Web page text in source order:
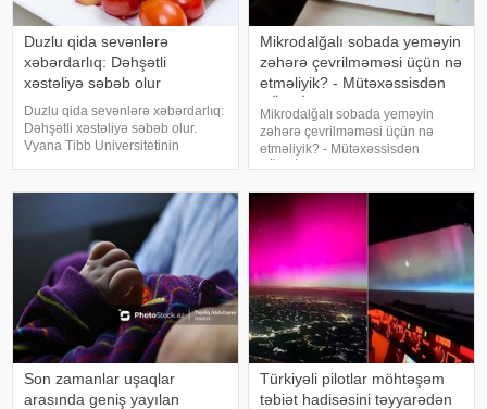
Duzlu qida sevənlərə
xəbərdarlıq: Dəhşətli
xəstəliyə səbəb olur
Duzlu qida sevənlərə xəbərdarlıq:
Dəhşətli xəstəliyə səbəb olur.
Vyana Tibb Universitetinin
qidaların həddindən artıq istehlakı
ilə mədə xərçənginə tutulma
riskini
Mikrodalğalı sobada yeməyin
zəhərə çevrilməməsi üçün nə
etməliyik? - Mütəxəssisdən
Mikrodalğalı sobada yeməyin
zəhərə çevrilməməsi üçün nə
etməliyik? - Mütəxəssisdən
TÖVSİYƏ. "Mikrodalğalı sobada
qızdırmaq məsləhət deyil. Çünki
materialdan benzol ayrılır, bu da
DNT-nin
mutasiyasına və zədələnməsin
Son zamanlar uşaqlar
arasında geniş yayılan
Türkiyəli pilotlar möhtəşəm
təbiət hadisəsini təyyarədən